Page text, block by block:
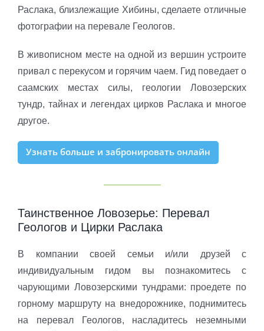
Раслака, близлежащие Хибины, сделаете отличные
фотографии на перевале Геологов.
В живописном месте на одной из вершин устроите
привал с перекусом и горячим чаем. Гид поведает о
саамских местах силы, геологии Ловозерских
тундр, тайнах и легендах цирков Раслака и многое
другое.
Узнать больше и забронировать онлайн
Таинственное Ловозерье: Перевал
Геологов и Цирки Раслака
В компании своей семьи и/или друзей с
индивидуальным гидом вы познакомитесь с
чарующими Ловозерскими тундрами: проедете по
горному маршруту на внедорожнике, поднимитесь
на перевал Геологов, насладитесь неземными